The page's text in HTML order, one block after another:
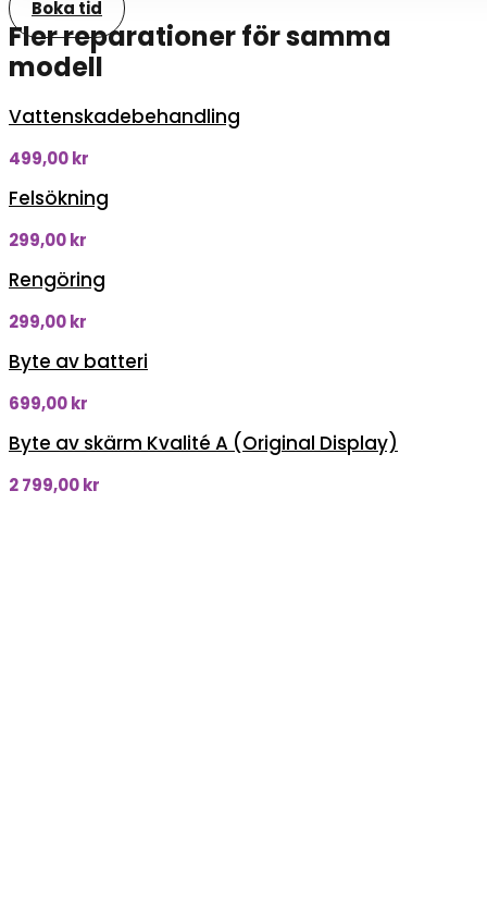
Boka tid
Fler reparationer för samma
modell
Vattenskadebehandling
499,00kr
Felsökning
299,00kr
Rengöring
299,00kr
Byte av batteri
699,00kr
Byte av skärm Kvalité A (Original Display)
2 799,00kr